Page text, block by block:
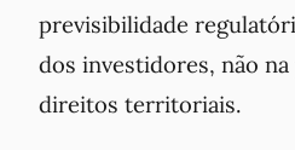
previsibilidade
dos investidores, não
direitos territoriais.